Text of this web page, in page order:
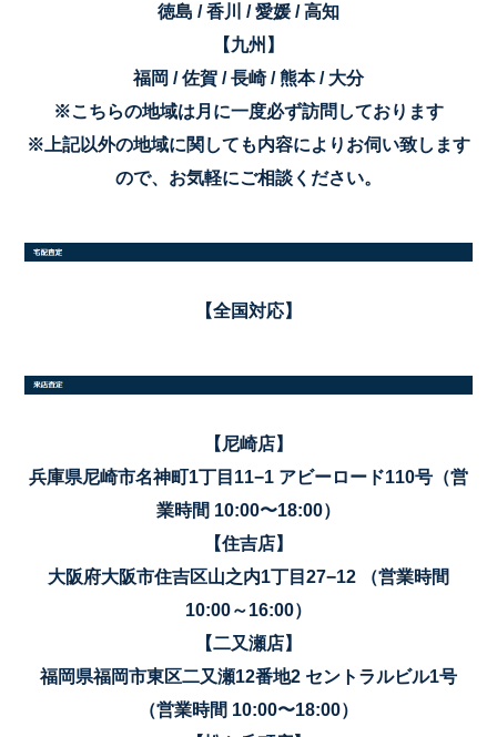
徳島 / 香川 / 愛媛 / 高知
【九州】
福岡 / 佐賀 / 長崎 / 熊本 / 大分
※こちらの地域は月に一度必ず訪問しております
※上記以外の地域に関しても内容によりお伺い致します
ので、お気軽にご相談ください。
【全国対応】
【尼崎店】
兵庫県尼崎市名神町1丁目11−1 アビーロード110号（営
業時間 10:00〜18:00）
【住吉店】
大阪府大阪市住吉区山之内1丁目27−12 （営業時間
10:00～16:00）
【二又瀬店】
福岡県福岡市東区二又瀬12番地2 セントラルビル1号
（営業時間 10:00〜18:00）